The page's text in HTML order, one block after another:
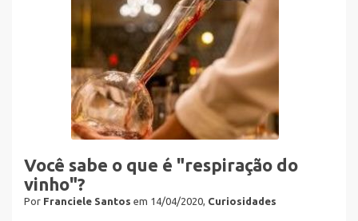
Você sabe o que é "respiração do
vinho"?
Por Franciele Santos em 14/04/2020, Curiosidades